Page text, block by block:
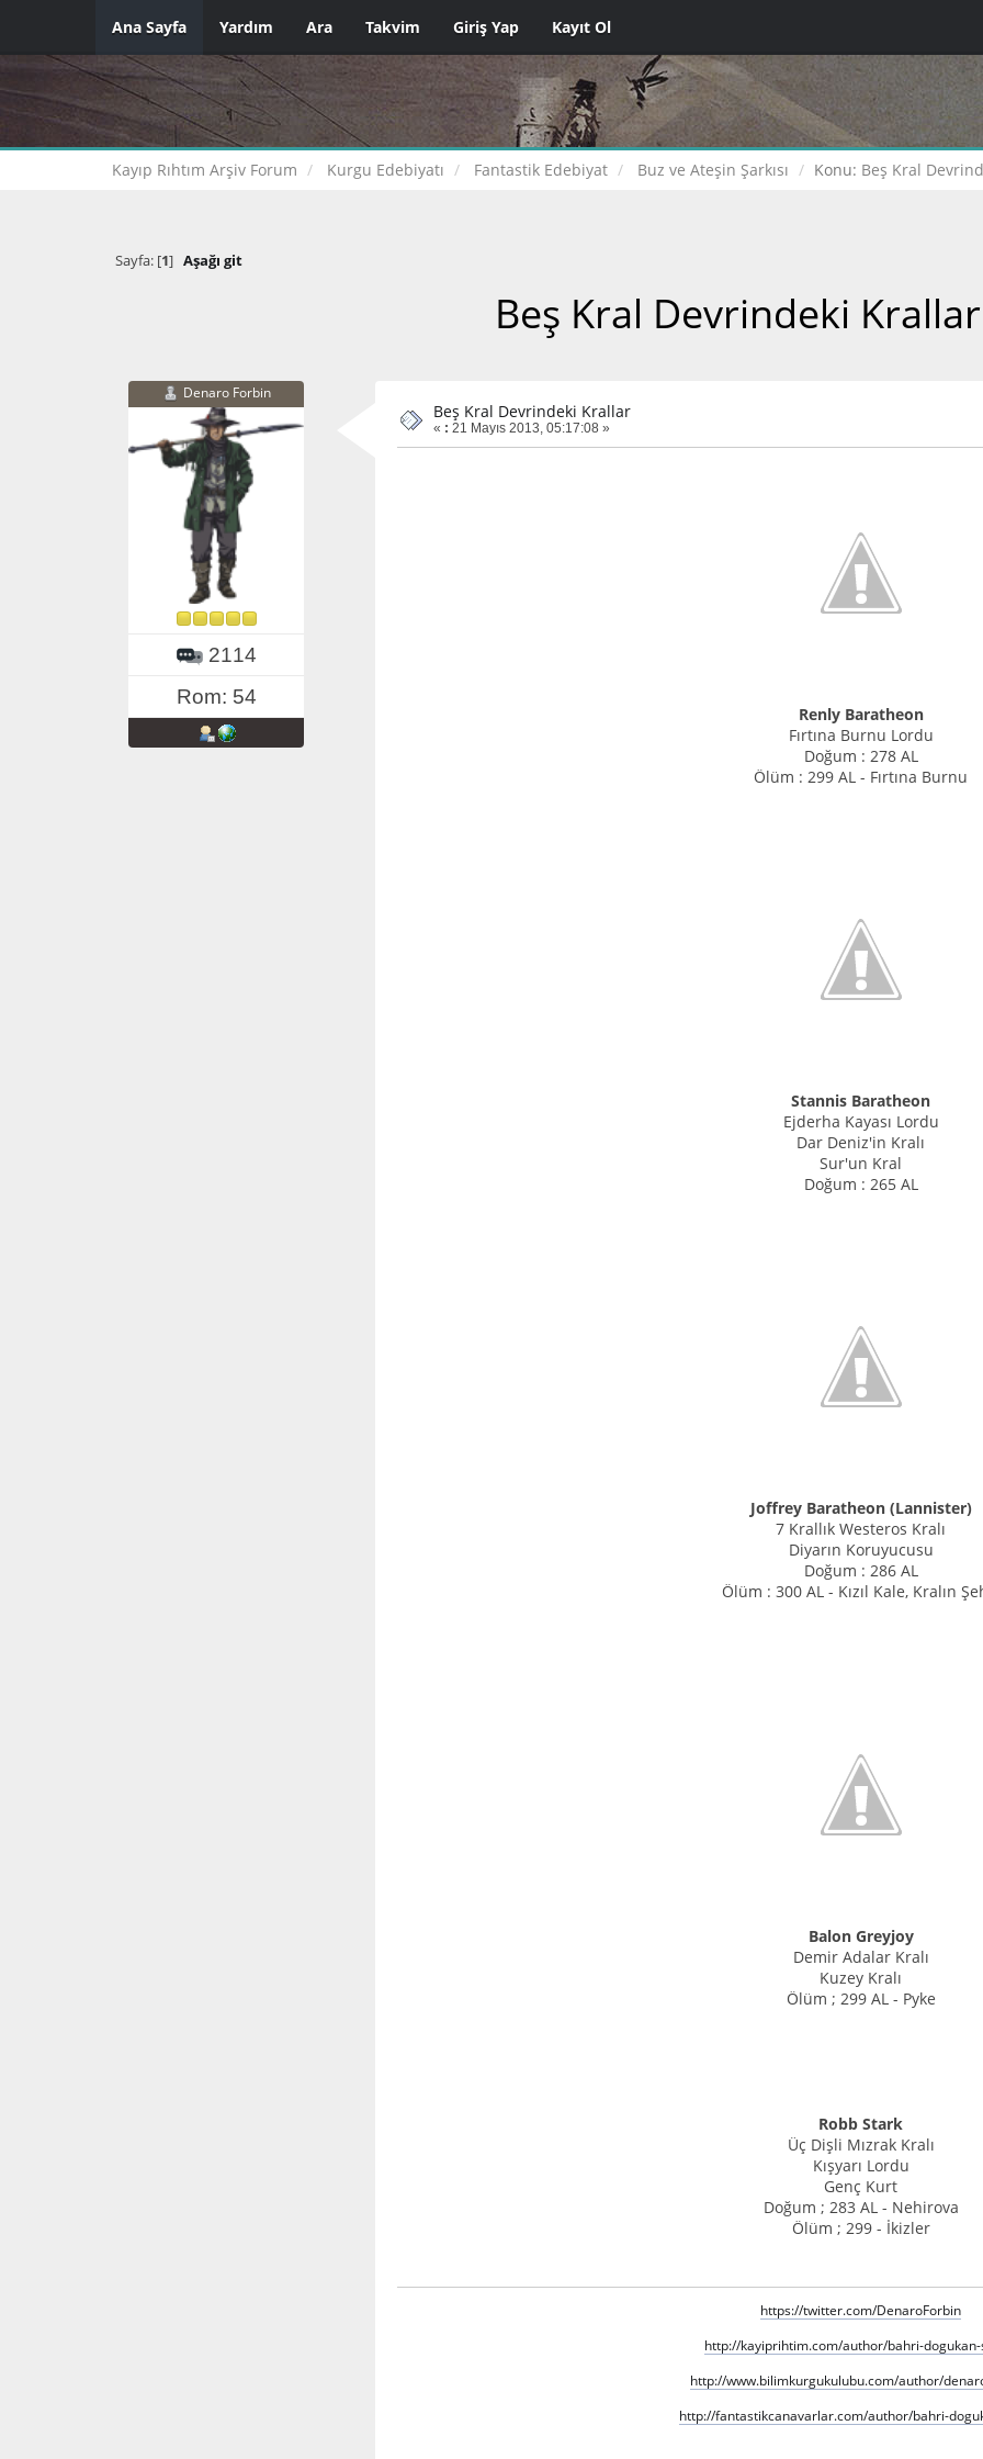
Ana Sayfa Yardım Ara Takvim Giriş Yap Kayıt Ol
Kayıp Rıhtım Arşiv Forum Kurgu Edebiyatı Fantastik Edebiyat Buz ve Ateşin Şarkısı Konu: Beş Kral
Sayfa: [1] Aşağı git
Beş Kral Devrindeki Krallar
Denaro Forbin
2114
Rom: 54
Beş Kral Devrindeki Krallar
« : 21 Mayıs 2013, 05:17:08 »
Renly Baratheon
Fırtına Burnu Lordu
Doğum : 278 AL
Ölüm : 299 AL - Fırtına Burnu
Stannis Baratheon
Ejderha Kayası Lordu
Dar Deniz'in Kralı
Sur'un Kral
Doğum : 265 AL
Joffrey Baratheon (Lannister)
7 Krallık Westeros Kralı
Diyarın Koruyucusu
Doğum : 286 AL
Ölüm : 300 AL - Kızıl Kale, Kralın
Balon Greyjoy
Demir Adalar Kralı
Kuzey Kralı
Ölüm ; 299 AL - Pyke
Robb Stark
Üç Dişli Mızrak Kralı
Kışyarı Lordu
Genç Kurt
Doğum ; 283 AL - Nehirova
Ölüm ; 299 - İkizler
https://twitter.com/DenaroForbin
http://kayiprihtim.com/author/bahri-
http://www.bilimkurgukulubu.com/author/
http://fantastikcanavarlar.com/author/bahri-